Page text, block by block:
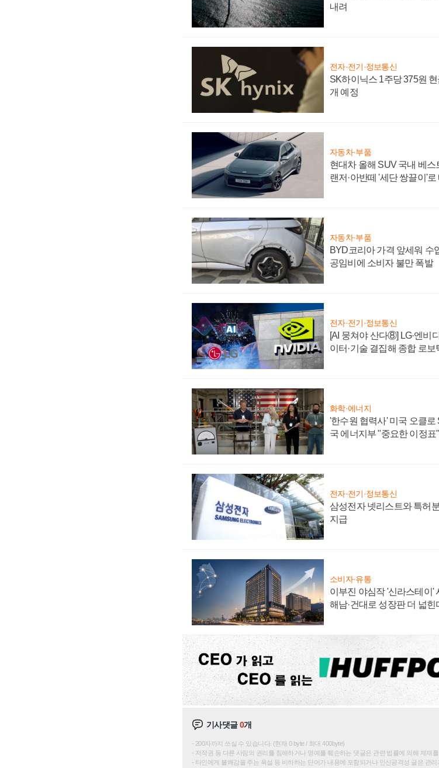
내려
전자·전기·정보통신
SK하이닉스 1주당 375원
개 예정
자동차·부품
현대차 올해 SUV 국내 베
랜저·아반떼 '세단 쌍끌이'로
자동차·부품
BYD코리아 가격 앞세워 수
공임비에 소비자 불만 폭발
전자·전기·정보통신
[AI 뭉쳐야 산다⑧] LG·엔비
이터·기술 결집해 종합 로보
화학·에너지
'한수원 협력사' 미국 오클로
국 에너지부 "중요한 이정표"
전자·전기·정보통신
삼성전자 넷리스트와 특허
지급
소비자·유통
이부진 야심작 '신라스테이'
해남·건대로 성장판 더 넓힌
기사댓글0개
200자까지 쓰실 수 있습니다. (현재 0 byte / 최대 400byte)
저작권 등 다른 사람의 권리를 침해하거나 명예를 훼손하는 댓글은 관련 법률에 의해 제재
타인에게 불쾌감을 주는 욕설 등 비하하는 단어가 내용에 포함되거나 인신공격성 글은 관리